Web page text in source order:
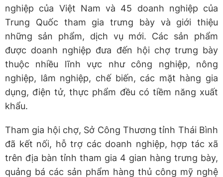
nghiệp của Việt Nam và 45 doanh nghiệp của
Trung Quốc tham gia trưng bày và giới thiệu
những sản phẩm, dịch vụ mới. Các sản phẩm
được doanh nghiệp đưa đến hội chợ trưng bày
thuộc nhiều lĩnh vực như công nghiệp, nông
nghiệp, lâm nghiệp, chế biến, các mặt hàng gia
dụng, điện tử, thực phẩm đều có tiềm năng xuất
khẩu.
Tham gia hội chợ, Sở Công Thương tỉnh Thái Bình
đã kết nối, hỗ trợ các doanh nghiệp, hợp tác xã
trên địa bàn tỉnh tham gia 4 gian hàng trưng bày,
quảng bá các sản phẩm hàng thủ công mỹ nghệ